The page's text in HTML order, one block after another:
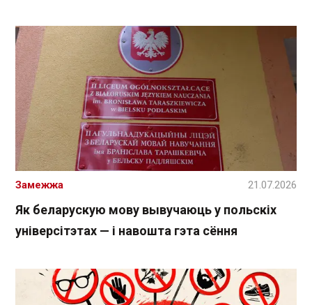
Як беларускую мову вывучаюць у польскіх
універсітэтах — і навошта гэта сёння
Замежжа 21.07.2026